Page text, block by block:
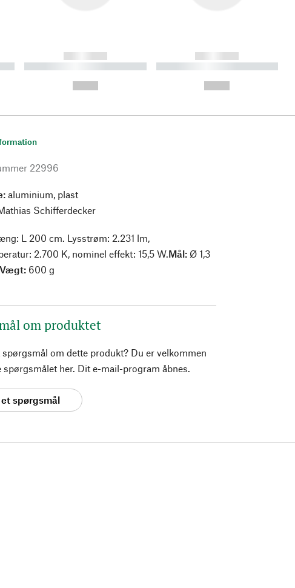
------------
----------- ----------- ----------
------------
----------- ----------- ----------
22996
aluminium, plast
Schifferdecker
L 200 cm. Lysstrøm: 2.231 lm,
2.700 K, nominel effekt: 15,5 W. Mål: Ø 1,3
Vægt: 600 g
om produktet
spørgsmål om dette produkt? Du er velkommen
spørgsmålet her. Dit e-mail-program åbnes.
spørgsmål